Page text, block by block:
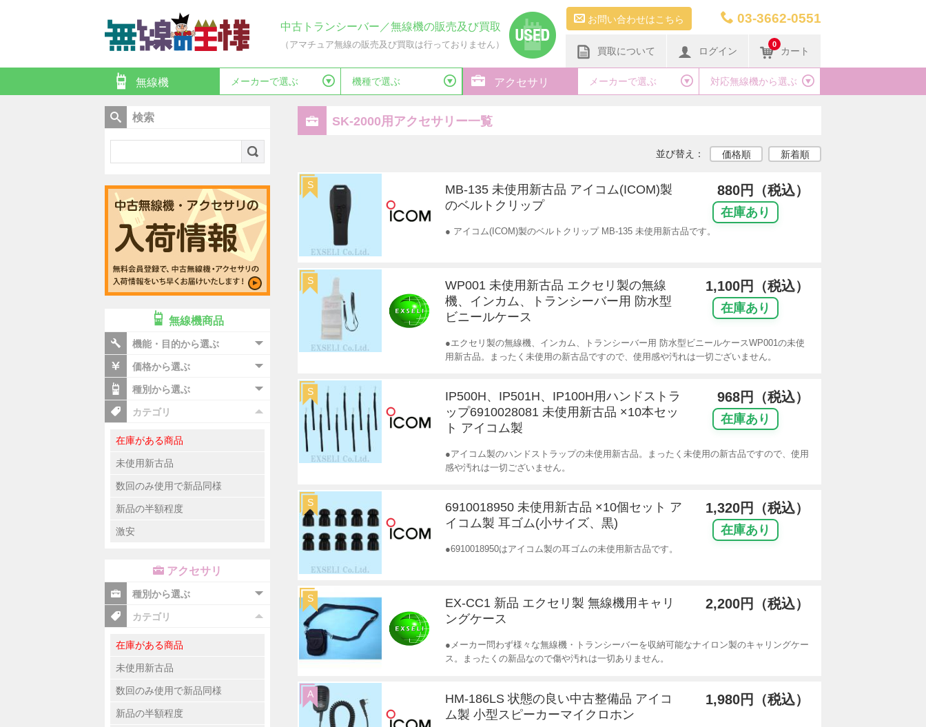
中古トランシーバー／無線機の販売及び買取
（アマチュア無線の販売及び買取は行っておりません）
お問い合わせはこちら 03-3662-0551
買取について ログイン
0
カート
無線機 メーカーで選ぶ 機種で選ぶ アクセサリ メーカーで選ぶ 対応無線機から選ぶ
SK-2000用アクセサリー一覧
並び替え： 価格順 新着順
MB-135 未使用新古品 アイコム(ICOM)製
のベルトクリップ
880円（税込）
在庫あり
● アイコム(ICOM)製のベルトクリップ MB-135 未使用新古品です。
S
WP001 未使用新古品 エクセリ製の無線
機、インカム、トランシーバー用 防水型
ビニールケース
1,100円（税込）
在庫あり
●エクセリ製の無線機、インカム、トランシーバー用 防水型ビニールケースWP001の未使
用新古品。まったく未使用の新古品ですので、使用感や汚れは一切ございません。
S
IP500H、IP501H、IP100H用ハンドストラ
ップ6910028081 未使用新古品 ×10本セッ
ト アイコム製
968円（税込）
在庫あり
●アイコム製のハンドストラップの未使用新古品。まったく未使用の新古品ですので、使用
感や汚れは一切ございません。
S
6910018950 未使用新古品 ×10個セット ア
イコム製 耳ゴム(小サイズ、黒)
1,320円（税込）
在庫あり
●6910018950はアイコム製の耳ゴムの未使用新古品です。
S
EX-CC1 新品 エクセリ製 無線機用キャリ
ングケース
2,200円（税込）
●メーカー問わず様々な無線機・トランシーバーを収納可能なナイロン製のキャリングケー
ス。まったくの新品なので傷や汚れは一切ありません。
S
HM-186LS 状態の良い中古整備品 アイコ
ム製 小型スピーカーマイクロホン
1,980円（税込）
A
検索
無線機商品
機能・目的から選ぶ
価格から選ぶ
種別から選ぶ
カテゴリ
在庫がある商品
未使用新古品
数回のみ使用で新品同様
新品の半額程度
激安
アクセサリ
種別から選ぶ
カテゴリ
在庫がある商品
未使用新古品
数回のみ使用で新品同様
新品の半額程度